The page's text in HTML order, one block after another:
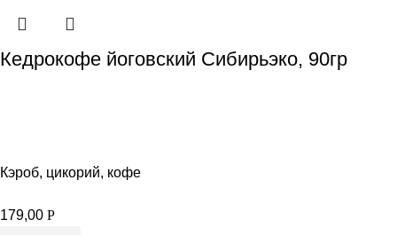
Кедрокофе йоговский Сибирьэко, 90гр
Кэроб, цикорий, кофе
179,00 Р